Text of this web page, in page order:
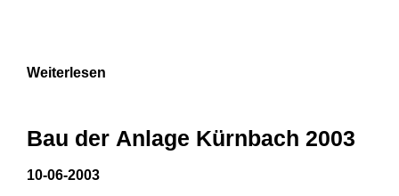
3
Weiterlesen
Bau der Anlage Kürnbach 2003
10-06-2003